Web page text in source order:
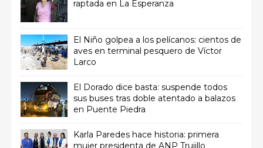
raptada en La Esperanza
El Niño golpea a los pelícanos: cientos de
aves en terminal pesquero de Víctor
Larco
El Dorado dice basta: suspende todos
sus buses tras doble atentado a balazos
en Puente Piedra
Karla Paredes hace historia: primera
mujer presidenta de ANP Trujillo